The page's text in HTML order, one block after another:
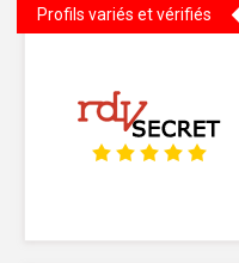
Profils variés et vérifiés